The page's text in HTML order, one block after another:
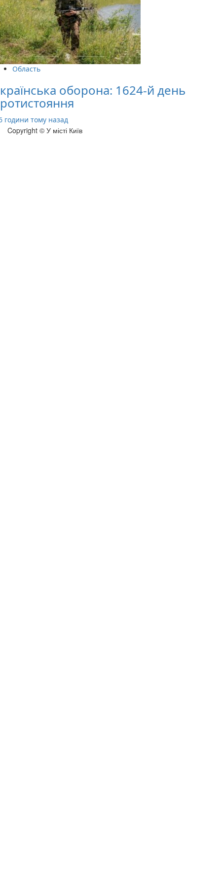
Область
оборона: 1624-й день
години тому назад
Copyright © У місті Київ